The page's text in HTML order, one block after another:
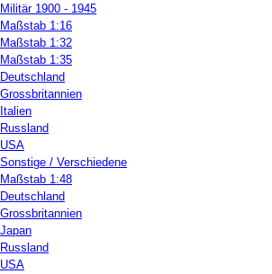
Militär 1900 - 1945
Maßstab 1:16
Maßstab 1:32
Maßstab 1:35
Deutschland
Grossbritannien
Italien
Russland
USA
Sonstige / Verschiedene
Maßstab 1:48
Deutschland
Grossbritannien
Japan
Russland
USA